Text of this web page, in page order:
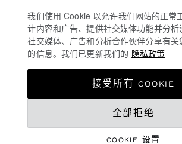
COOKIES政策
我们使用 Cookie 以允许我们网站的正常
计内容和广告、提供社交媒体功能并分析
社交媒体、广告和分析合作伙伴分享有
的信息。我们已更新我们的 隐私政策
COOKIE 设置
全部拒绝
接受所有 COOKIE